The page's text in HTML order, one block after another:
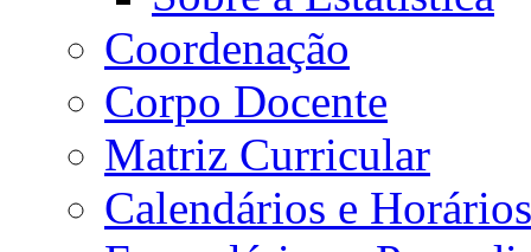
Coordenação
Corpo Docente
Matriz Curricular
Calendários e Horários